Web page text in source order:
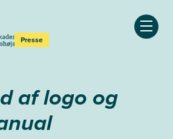
Presse Åben
af logo og